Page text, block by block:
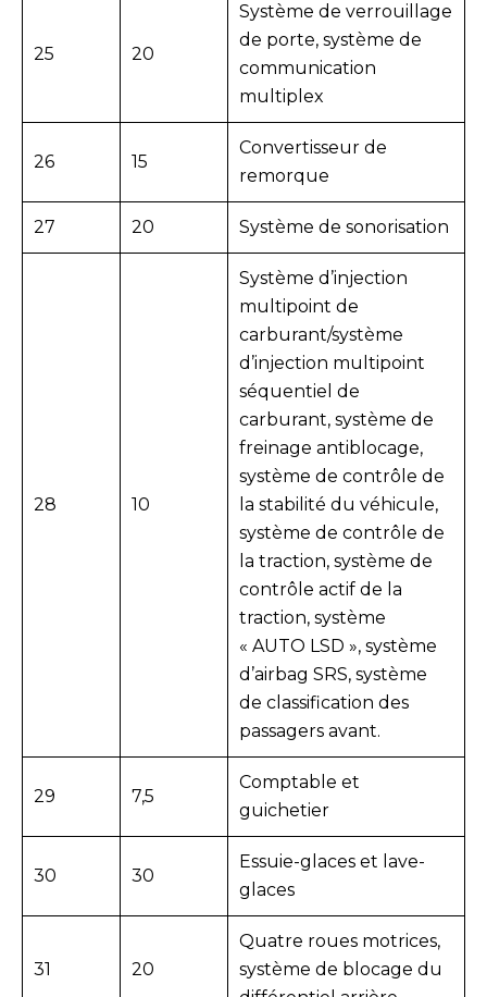
25 20
Système de verrouillage
de porte, système de
communication
multiplex
26 15
Convertisseur de
remorque
27 20 Système de sonorisation
28 10
Système d’injection
multipoint de
carburant/système
d’injection multipoint
séquentiel de
carburant, système de
freinage antiblocage,
système de contrôle de
la stabilité du véhicule,
système de contrôle de
la traction, système de
contrôle actif de la
traction, système
« AUTO LSD », système
d’airbag SRS, système
de classification des
passagers avant.
29 7,5
Comptable et
guichetier
30 30
Essuie-glaces et lave-
glaces
31 20
Quatre roues motrices,
système de blocage du